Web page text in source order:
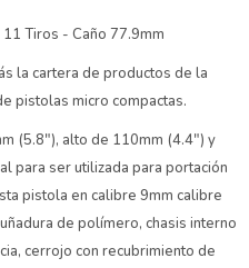
Tiros - Caño 77.9mm
la cartera de productos de la
pistolas micro compactas.
(5.8"), alto de 110mm (4.4") y
para ser utilizada para portación
pistola en calibre 9mm calibre
de polímero, chasis interno
cerrojo con recubrimiento de